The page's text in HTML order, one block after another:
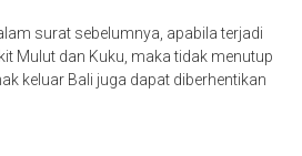
surat sebelumnya, apabila terjadi
Mulut dan Kuku, maka tidak menutup
keluar Bali juga dapat diberhentikan